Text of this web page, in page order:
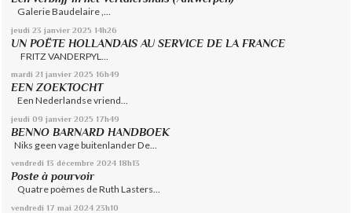
Galerie Baudelaire ,...
jeudi 23 janvier 2025 14h26
UN POËTE HOLLANDAIS AU SERVICE DE LA FRANCE
FRITZ VANDERPYL...
mardi 21 janvier 2025 16h49
EEN ZOEKTOCHT
Een Nederlandse vriend...
jeudi 09 janvier 2025 17h49
BENNO BARNARD HANDBOEK
Niks geen vage buitenlander De...
vendredi 13 décembre 2024 18h13
Poste à pourvoir
Quatre poèmes de Ruth Lasters...
vendredi 17 mai 2024 23h10